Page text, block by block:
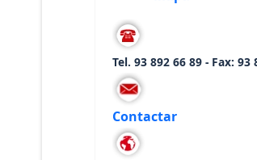
Tel. 93 892 66 89 - Fax: 93
Contactar